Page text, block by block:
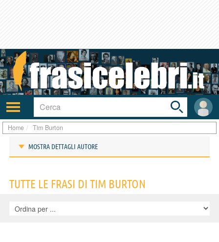
Attiva/disattiva
navigazione
User
area
Toggle
search
bar
Home Tim Burton
MOSTRA DETTAGLI AUTORE
TUTTE LE FRASI DI TIM BURTON